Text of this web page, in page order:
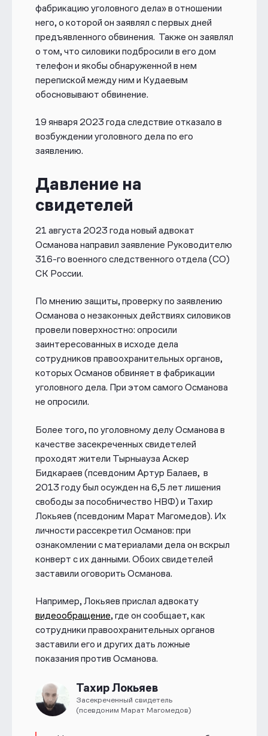
фабрикацию уголовного дела» в отношении
него, о которой он заявлял с первых дней
предъявленного обвинения. Также он заявлял
о том, что силовики подбросили в его дом
телефон и якобы обнаруженной в нем
перепиской между ним и Кудаевым
обосновывают обвинение.
19 января 2023 года следствие отказало в
возбуждении уголовного дела по его
заявлению.
Давление на
свидетелей
21 августа 2023 года новый адвокат
Османова направил заявление Руководителю
316-го военного следственного отдела (СО)
СК России.
По мнению защиты, проверку по заявлению
Османова о незаконных действиях силовиков
провели поверхностно: опросили
заинтересованных в исходе дела
сотрудников правоохранительных органов,
которых Османов обвиняет в фабрикации
уголовного дела. При этом самого Османова
не опросили.
Более того, по уголовному делу Османова в
качестве засекреченных свидетелей
проходят жители Тырныауза Аскер
Бидкараев (псевдоним Артур Балаев, в
2013 году был осужден на 6,5 лет лишения
свободы за пособничество НВФ) и Тахир
Локьяев (псевдоним Марат Магомедов). Их
личности рассекретил Османов: при
ознакомлении с материалами дела он вскрыл
конверт с их данными. Обоих свидетелей
заставили оговорить Османова.
Например, Локьяев прислал адвокату
видеообращение, где он сообщает, как
сотрудники правоохранительных органов
заставили его и других дать ложные
показания против Османова.
Тахир Локьяев
Засекреченный свидетель
(псевдоним Марат Магомедов)